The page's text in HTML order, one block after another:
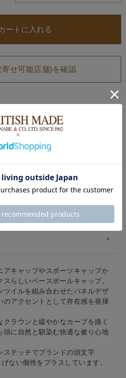
ートに入れる
寄せ可能店舗)を確認
'D' COTTON TWILL
アキャップやスポーツキャップか
らしいベースボールキャップ。
ツイルを組み合わせたパネルデザ
のアクセントとして存在感を発揮
ラウンと緩やかなカーブを描く
頭に自然と馴染む快適な被り心地
ステッチでブランドの頭文字
ない個性をプラスしています。